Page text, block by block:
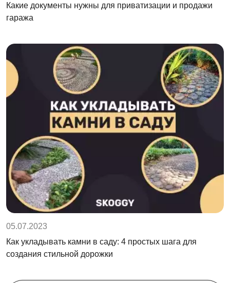
Какие документы нужны для приватизации и продажи
гаража
05.07.2023
Как укладывать камни в саду: 4 простых шага для
создания стильной дорожки